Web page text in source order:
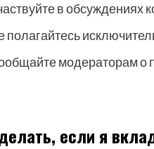
в обсуждениях
полагайтесь
модераторам о
если я